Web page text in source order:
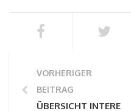
VORHERIGER
BEITRAG
ÜBERSICHT